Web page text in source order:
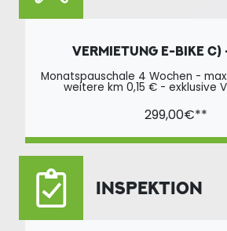
VERMIETUNG E-BIKE C)
Monatspauschale 4 Wochen -
weitere km 0,15 € - exklusive
299,00€**
INSPEKTION